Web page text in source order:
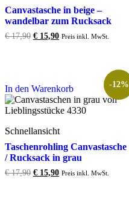
Canvastasche in beige –
wandelbar zum Rucksack
€17,90 Original
€ 15,90Current
Preis inkl. MwSt.
In den Warenkorb -12%
Schnellansicht
Taschenrohling Canvastasche
/ Rucksack in grau
€17,90 Original
€ 15,90Current
Preis inkl. MwSt.